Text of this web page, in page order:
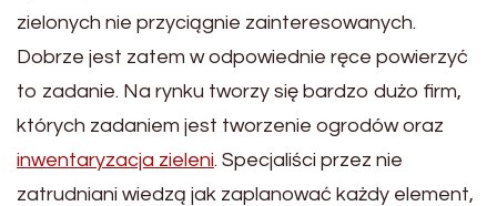
zielonych nie przyciągnie zainteresowanych.
Dobrze jest zatem w odpowiednie ręce powierzyć
to zadanie. Na rynku tworzy się bardzo dużo firm,
których zadaniem jest tworzenie ogrodów oraz
inwentaryzacja zieleni. Specjaliści przez nie
zatrudniani wiedzą jak zaplanować każdy element,